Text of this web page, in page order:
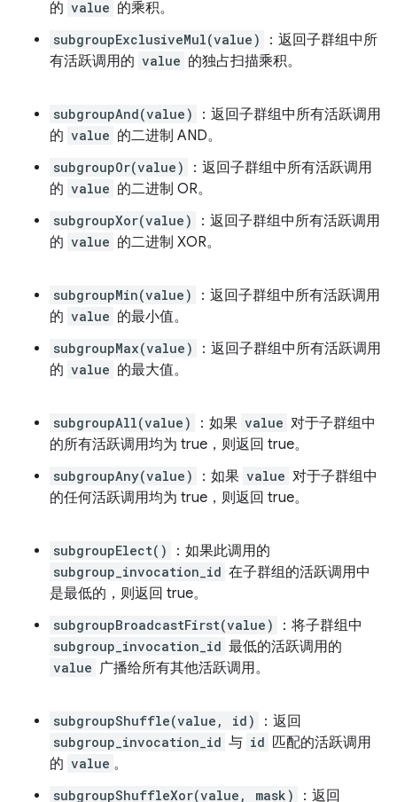
的 value 的乘积。
subgroupExclusiveMul(value)
：返回子群组中所
有活跃调用的 value 的独占扫描乘积。
subgroupAnd(value)
：返回子群组中所有活跃调用
的 value 的二进制 AND。
subgroupOr(value)
：返回子群组中所有活跃调用
的 value 的二进制 OR。
subgroupXor(value)
：返回子群组中所有活跃调用
的 value 的二进制 XOR。
subgroupMin(value)
：返回子群组中所有活跃调用
的 value 的最小值。
subgroupMax(value)
：返回子群组中所有活跃调用
的 value 的最大值。
subgroupAll(value) ：如果 value 对于子群组中
的所有活跃调用均为 true，则返回 true。
subgroupAny(value) ：如果 value 对于子群组中
的任何活跃调用均为 true，则返回 true。
subgroupElect() ：如果此调用的
subgroup_invocation_id 在子群组的活跃调用中
是最低的，则返回 true。
subgroupBroadcastFirst(value) ：将子群组中
subgroup_invocation_id 最低的活跃调用的
value 广播给所有其他活跃调用。
subgroupShuffle(value, id) ：返回
subgroup_invocation_id 与 id 匹配的活跃调用
的 value 。
subgroupShuffleXor(value, mask) ：返回